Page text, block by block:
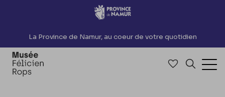
Accèder directement au contenu
La Province de Namur, au coeur de votre quotidien
Accéder à